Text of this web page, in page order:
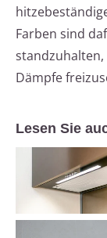
Farben sind
Dämpfe
Lesen Sie